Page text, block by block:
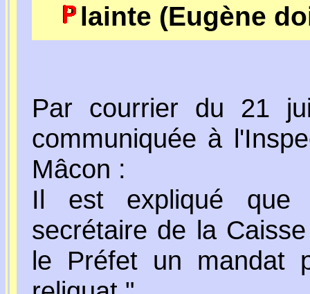
lainte (Eugène
Par courrier du 21
communiquée à
Mâcon :
Il est expliqué que
secrétaire de la
le Préfet un mandat